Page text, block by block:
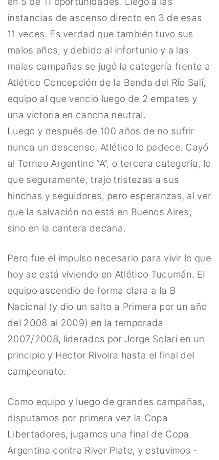
instancias de ascenso directo en 3 de esas
11 veces. Es verdad que también tuvo sus
malos años, y debido al infortunio y a las
malas campañas se jugó la categoría frente a
Atlético Concepción de la Banda del Río Salí,
equipo al que venció luego de 2 empates y
una victoria en cancha neutral.
Luego y después de 100 años de no sufrir
nunca un descenso, Atlético lo padece. Cayó
al Torneo Argentino “A”, o tercera categoría, lo
que seguramente, trajo tristezas a sus
hinchas y seguidores, pero esperanzas, al ver
que la salvación no está en Buenos Aires,
sino en la cantera decana.
Pero fue el impulso necesario para vivir lo que
hoy se está viviendo en Atlético Tucumán. El
equipo ascendio de forma clara a la B
Nacional (y dio un salto a Primera por un año
del 2008 al 2009) en la temporada
2007/2008, liderados por Jorge Solari en un
principio y Hector Rivoira hasta el final del
campeonato.
Como equipo y luego de grandes campañas,
disputamos por primera vez la Copa
Libertadores, jugamos una final de Copa
Argentina contra River Plate, y estuvimos -